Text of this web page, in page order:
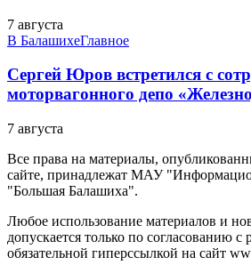
7 августа
В БалашихеГлавное
Сергей Юров встретился с
моторвагонного депо
7 августа
Все права на материалы,
сайте, принадлежат МАУ
"Большая Балашиха".
Любое использование материалов и
допускается только по согласованию с
обязательной гиперссылкой на сайт